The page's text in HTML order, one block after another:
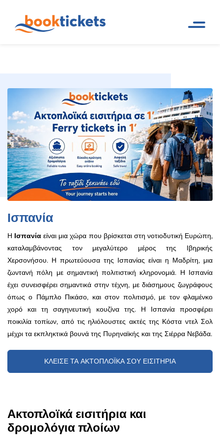
δρομολόγια
Ισπανία
Η Ισπανίαείναι μια χώρα που βρίσκεται στη νοτιοδυτική Ευρώπη,
καταλαμβάνοντας τον μεγαλύτερο μέρος της Ιβηρικής
Χερσονήσου. Η πρωτεύουσα της Ισπανίας είναι η Μαδρίτη, μια
ζωντανή πόλη με σημαντική πολιτιστική κληρονομιά. Η Ισπανία
έχει συνεισφέρει σημαντικά στην τέχνη, με διάσημους ζωγράφους
όπως ο Πάμπλο Πικάσο, και στον πολιτισμό, με τον φλαμένκο
χορό και τη σαγηνευτική κουζίνα της. Η Ισπανία προσφέρει
ποικιλία τοπίων, από τις ηλιόλουστες ακτές της Κόστα ντελ Σολ
μέχρι τα εκπληκτικά βουνά της Πυρηναϊκής και της Σιέρρα Νεβάδα.
ΚΛΕΙΣΕ ΤΑ ΑΚΤΟΠΛΟΪΚΑ ΣΟΥ ΕΙΣΙΤΗΡΙΑ
Ακτοπλοϊκά εισιτήρια και
δρομολόγια πλοίων